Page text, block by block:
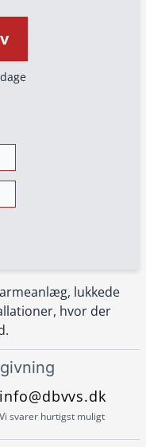
lukkede
hvor der
info@dbvvs.dk
Vi svarer hurtigst muligt